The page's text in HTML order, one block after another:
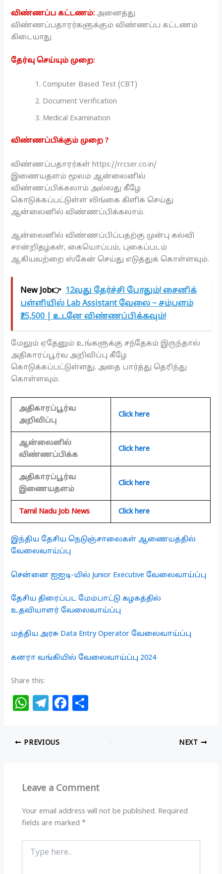
விண்ணப்ப கட்டணம்: அனைத்து
விண்ணப்பதாரர்களுக்கும் விண்ணப்ப கட்டணம்
கிடையாது
தேர்வு செய்யும் முறை:
Computer Based Test (CBT)
Document Verification
Medical Examination
விண்ணப்பிக்கும் முறை ?
விண்ணப்பதாரர்கள் https://rrcser.co.in/
இணையதளம் மூலம் ஆன்லைனில்
விண்ணப்பிக்கலாம் அல்லது கீழே
கொடுக்கப்பட்டுள்ள லிங்கை கிளிக் செய்து
ஆன்லைனில் விண்ணப்பிக்கலாம்.
ஆன்லைனில் விண்ணப்பிப்பதற்கு முன்பு கல்வி
சான்றிதழ்கள், கையொப்பம், புகைப்படம்
ஆகியவற்றை ஸ்கேன் செய்து எடுத்துக் கொள்ளவும்.
New Job👉 12வது தேர்ச்சி போதும்! சைனிக்
பள்ளியில் Lab Assistant வேலை – சம்பளம்
₹25,500 | உடனே விண்ணப்பிக்கவும்!
மேலும் ஏதேனும் உங்களுக்கு சந்தேகம் இருந்தால்
அதிகாரப்பூர்வ அறிவிப்பு கீழே
கொடுக்கப்பட்டுள்ளது. அதை பார்த்து தெரிந்து
கொள்ளவும்.
அதிகாரப்பூர்வ
அறிவிப்பு
Click here
ஆன்லைனில்
விண்ணப்பிக்க
Click here
அதிகாரப்பூர்வ
இணையதளம்
Click here
Tamil Nadu Job News Click here
இந்திய தேசிய நெடுஞ்சாலைகள் ஆணையத்தில்
வேலைவாய்ப்பு
சென்னை ஐஐடி-யில் Junior Executive வேலைவாய்ப்பு
தேசிய திரைப்பட மேம்பாட்டு கழகத்தில்
உதவியாளர் வேலைவாய்ப்பு
மத்திய அரசு Data Entry Operator வேலைவாய்ப்பு
கனரா வங்கியில் வேலைவாய்ப்பு 2024
Share this:
W
at
s
p
T
e
g
m
F
o
k
PREVIOUS NEXT
Leave a Comment
Your email address will not be published. Required
fields are marked*
here..